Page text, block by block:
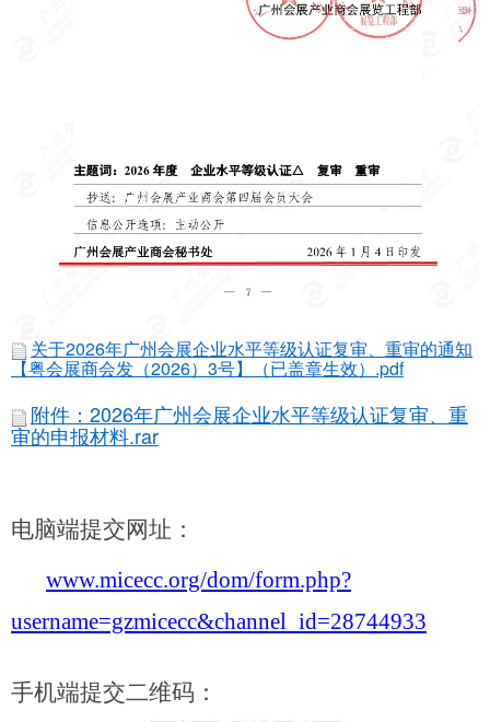
关于2026年广州会展企业水平等级认证复审、重审的通知
【粤会展商会发（2026）3号】（已盖章生效）.pdf
附件：2026年广州会展企业水平等级认证复审、重
审的申报材料.rar
电脑端提交网址：
www.micecc.org/dom/form.php?
username=gzmicecc&channel_id=28744933
手机端提交二维码：